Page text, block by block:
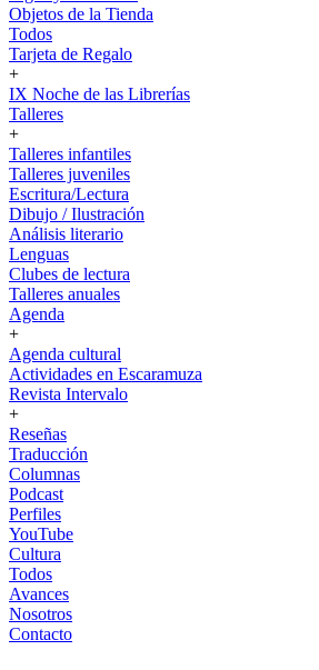
Objetos de la Tienda
Todos
Tarjeta de Regalo
+
IX Noche de las Librerías
Talleres
+
Talleres infantiles
Talleres juveniles
Escritura/Lectura
Dibujo / Ilustración
Análisis literario
Lenguas
Clubes de lectura
Talleres anuales
Agenda
+
Agenda cultural
Actividades en Escaramuza
Revista Intervalo
+
Reseñas
Traducción
Columnas
Podcast
Perfiles
YouTube
Cultura
Todos
Avances
Nosotros
Contacto